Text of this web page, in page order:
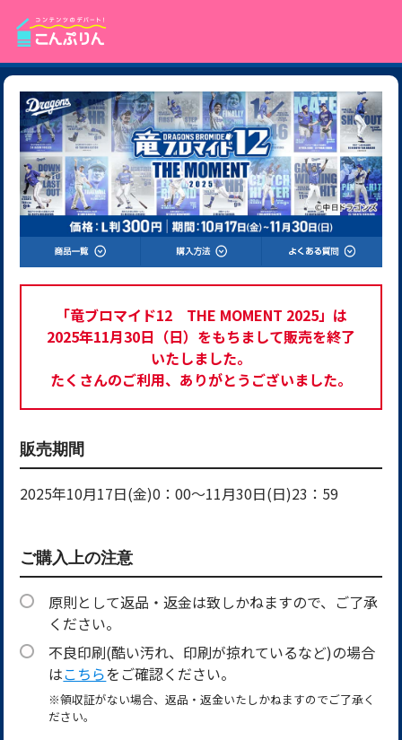
「竜ブロマイド12 THE MOMENT 2025」は
2025年11月30日（日）をもちまして販売を終了
いたしました。
たくさんのご利用、ありがとうございました。
販売期間
2025年10月17日(金)0：00～11月30日(日)23：59
ご購入上の注意
原則として返品・返金は致しかねますので、ご了承
ください。
不良印刷(酷い汚れ、印刷が掠れているなど)の場合
はこちらをご確認ください。
※領収証がない場合、返品・返金いたしかねますのでご了承く
ださい。